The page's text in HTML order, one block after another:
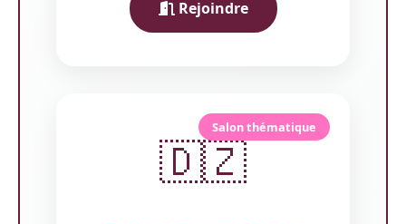
Rejoindre
Salon thématique
🇩🇿